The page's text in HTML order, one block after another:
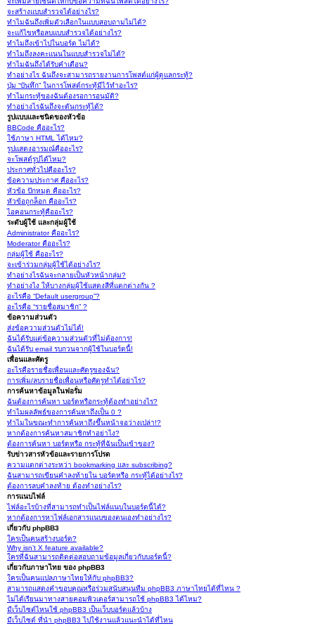
จะสร้างแบบสำรวจได้อย่างไร?
ทำไมฉันถึงเพิ่มตัวเลือกในแบบสอบถามไม่ได้?
จะแก้ไขหรือลบแบบสำรวจได้อย่างไร?
ทำไมถึงเข้าไปในบอร์ด ไม่ได้?
ทำไมถึงลงคะแนนในแบบสำรวจไม่ได้?
ทำไมฉันถึงได้รับคำเตือน?
ทำอย่างไร ฉันถึงจะสามารถรายงานการโพสต์แก่ผู้ดูแลกระทู้?
ปุ่ม “บันทึก” ในการโพสต์กระทู้มีไว้ทำอะไร?
ทำไมกระทู้ของฉันต้องรอการอนุมัติ?
ทำอย่างไรฉันถึงจะดันกระทู้ได้?
รูปแบบและชนิดของหัวข้อ
BBCode คืออะไร?
ใช้ภาษา HTML ได้ไหม?
รูปแสดงอารมณ์คืออะไร?
จะโพสต์รูปได้ไหม?
ประกาศทั่วไปคืออะไร?
ข้อความประกาศ คืออะไร?
หัวข้อ ปักหมุด คืออะไร?
หัวข้อถูกล็อก คืออะไร?
ไอคอนกระทู้คืออะไร?
ระดับผู้ใช้ และกลุ่มผู้ใช้
Administrator คืออะไร?
Moderator คืออะไร?
กลุ่มผู้ใช้ คืออะไร?
จะเข้าร่วมกลุ่มผู้ใช้ได้อย่างไร?
ทำอย่างไรฉันจะกลายเป็นหัวหน้ากลุ่ม?
ทำอย่างไง ให้บางกลุ่มผู้ใช้แสดงสีที่แตกต่างกัน ?
อะไรคือ “Default usergroup”?
อะไรคือ “รายชื่อสมาชิก” ?
ข้อความส่วนตัว
ส่งข้อความส่วนตัวไม่ได้!
ฉันได้รับแต่ข้อความส่วนตัวที่ไม่ต้องการ!
ฉันได้รับ email รบกวนจากผู้ใช้ในบอร์ดนี้!
เพื่อนและศัตรู
อะไรคือรายชื่อเพื่อนและศัตรูของฉัน?
การเพิ่ม/ลบรายชื่อเพื่อนหรือศัตรูทำได้อย่าไร?
การค้นหาข้อมูลในฟอรั่ม
ฉันต้องการค้นหา บอร์ดหรือกระทู้ต้องทำอย่างไร?
ทำไมผลลัพธ์ของการค้นหาถึงเป็น 0 ?
ทำไมในขณะทำการค้นหาถึงขึ้นหน้าจอว่างเปล่า!?
หากต้องการค้นหาสมาชิกทำอย่าไง?
ต้องการค้นหา บอร์ดหรือ กระทู้ที่ฉันเป็นเข้าของ?
รับข่าวสารหัวข้อและรายการโปรด
ความแตกต่างระหว่า bookmarking และ subscribing?
ฉันสามารถเขียนคำลงท้ายใน บอร์ดหรือ กระทู้ได้อย่างไร?
ต้องการลบคำลงท้าย ต้องทำอย่างไร?
การแนบไฟล์
ไฟล์อะไรบ้างที่สามารถทำเป็นไฟล์แนบในบอร์ดนี้ได้?
หากต้องการหาไฟล์เอกสารแนบของตนเองทำอย่างไร?
เกี่ยวกับ phpBB3
ใครเป็นคนสร้างบอร์ด?
Why isn’t X feature available?
ใครที่ฉันสามารถติดต่อสอบถามข้อมูลเกี่ยวกับบอร์ดนี้?
เกี่ยวกับภาษาไทย ของ phpBB3
ใครเป็นคนแปลภาษาไทยให้กับ phpBB3?
สามารถแสดงคำขอบคุณหรือร่วมสนับสนุนทีม phpBB3 ภาษาไทยได้ที่ไหน ?
ไม่ได้เรียนมาทางสายคอมพิวเตอร์สามารถใช้ phpBB3 ได้ไหม?
มีเว็บไซต์ไหนใช้ phpBB3 เป็นเว็บบอร์ดแล้วบ้าง
มีเว็บไซต์ ที่นำ phpBB3 ไปใช้งานแล้วแนะนำได้ที่ไหน